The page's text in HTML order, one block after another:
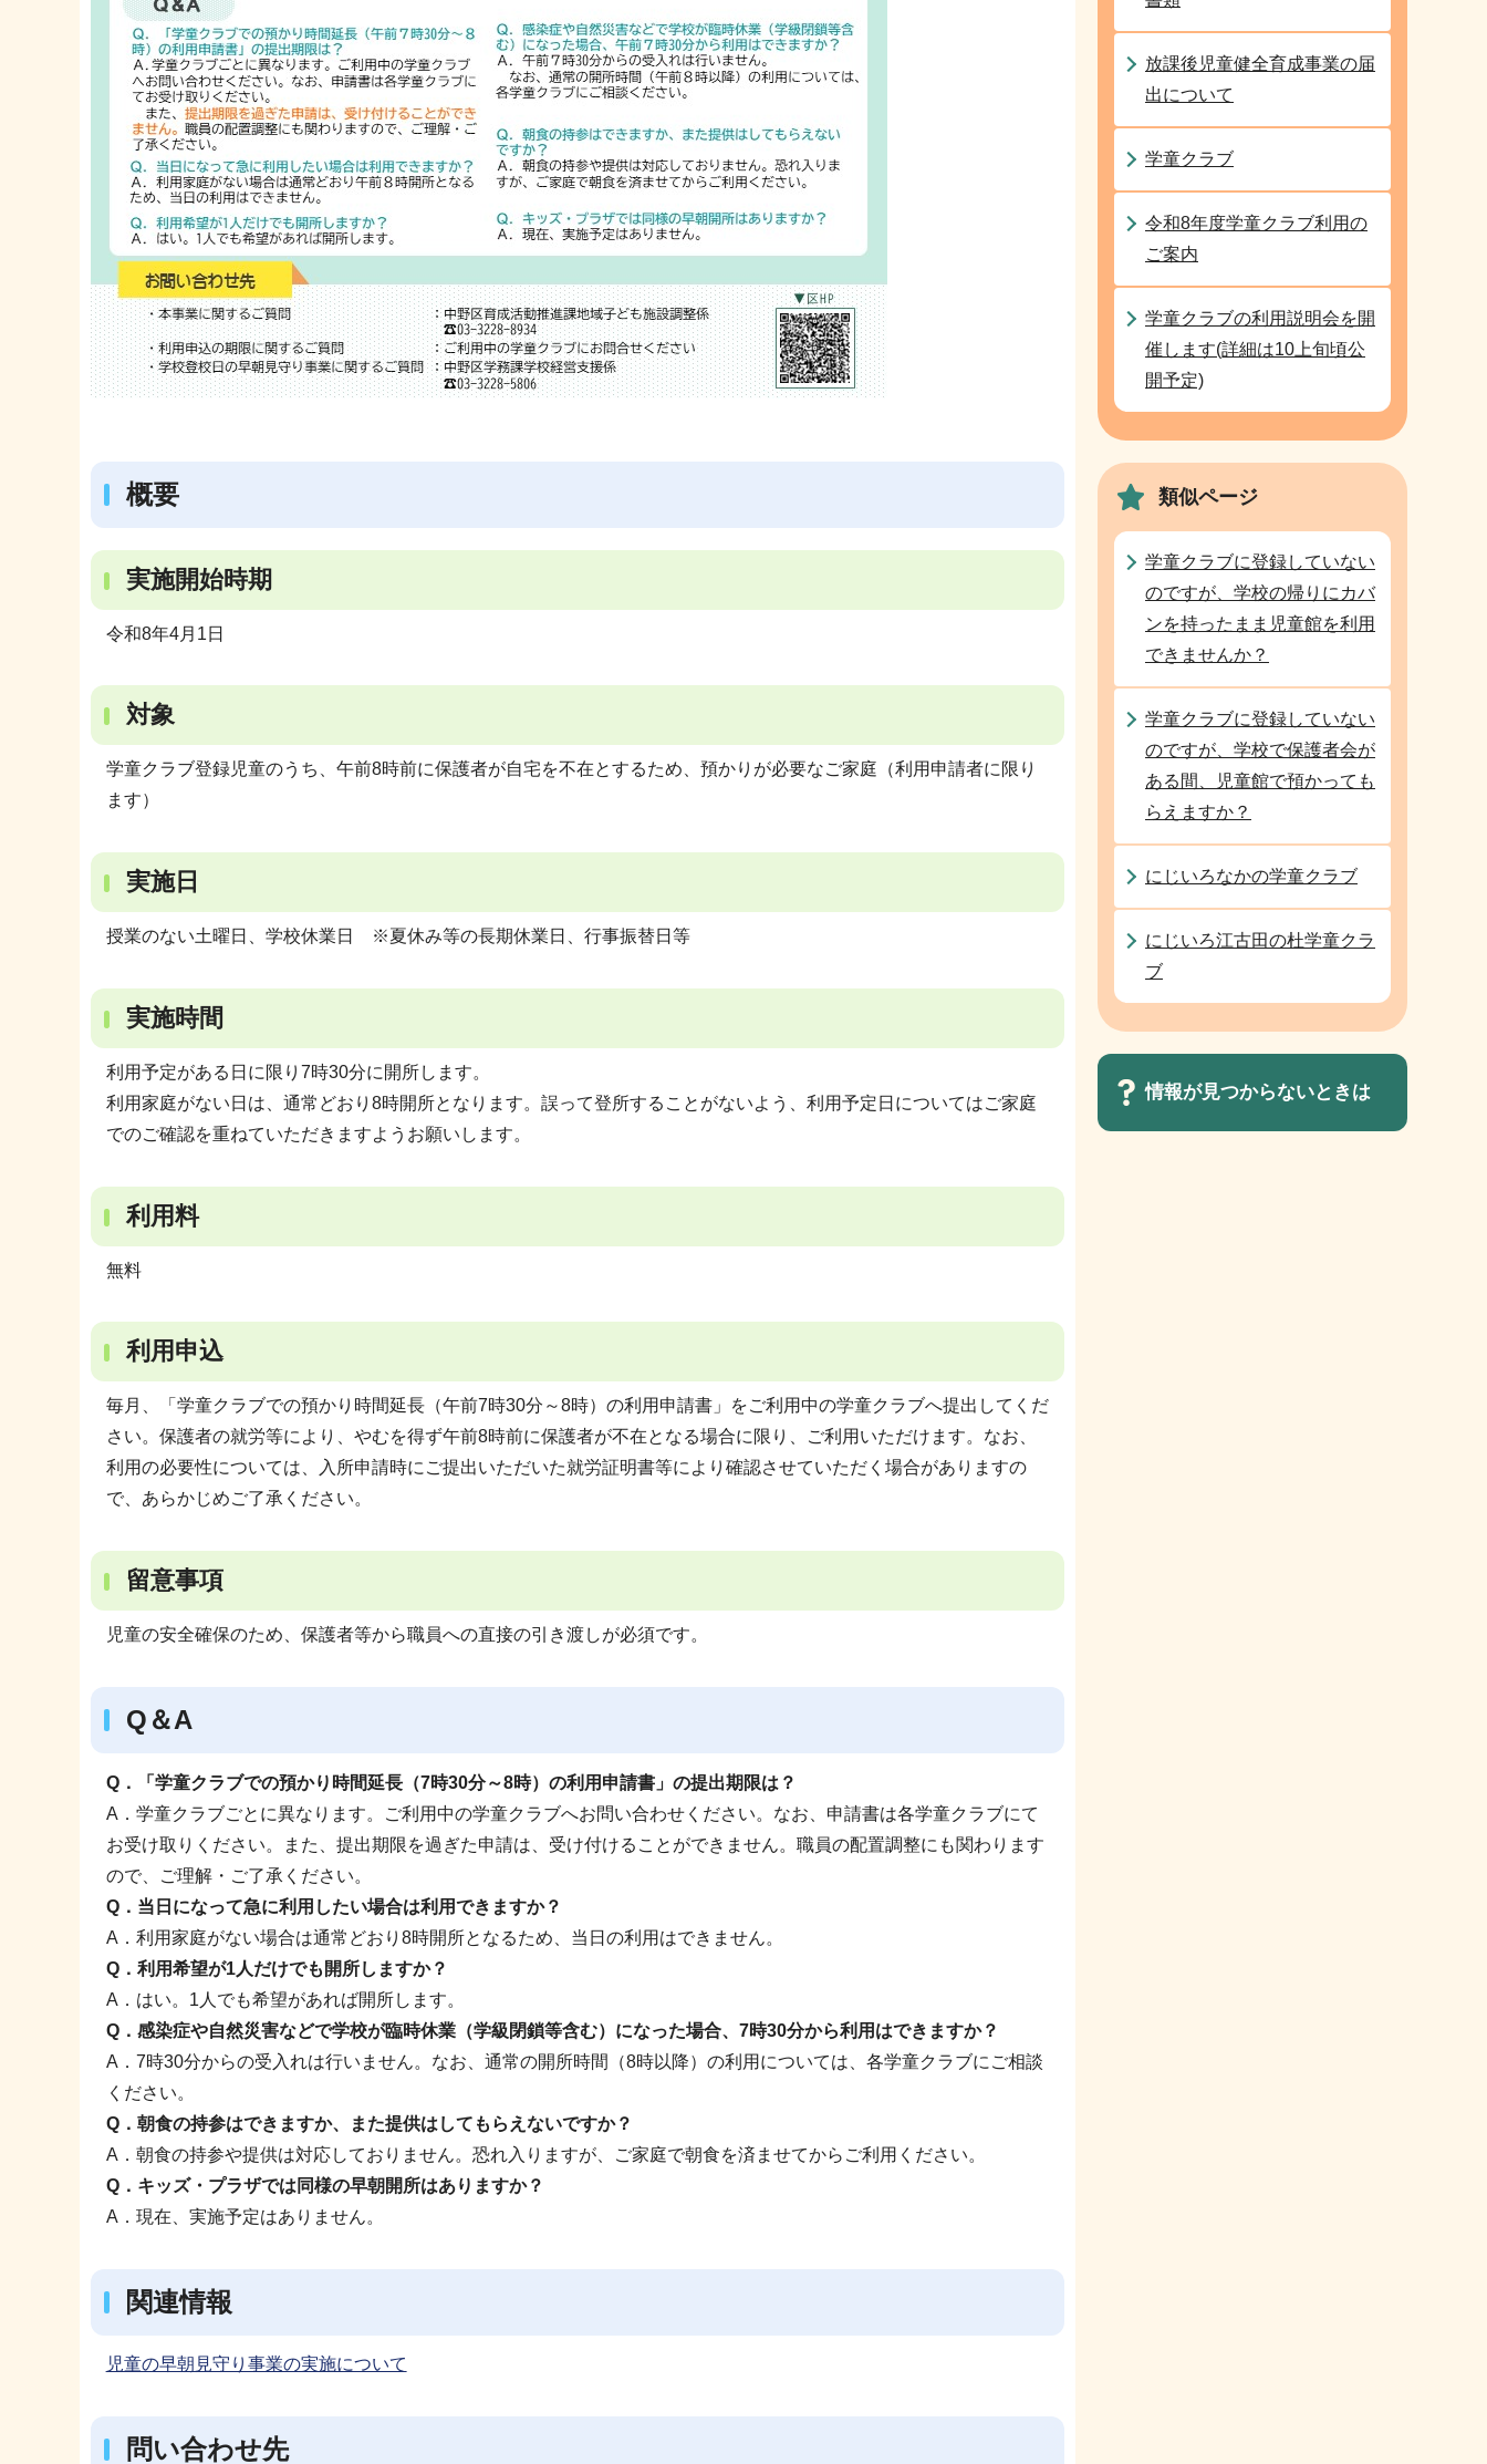
概要
実施開始時期
令和8年4月1日
対象
学童クラブ登録児童のうち、午前8時前に保護者が自宅を不在とするため、預かりが必要なご家庭（利用申請者に限り
ます）
実施日
授業のない土曜日、学校休業日 ※夏休み等の長期休業日、行事振替日等
実施時間
利用予定がある日に限り7時30分に開所します。
利用家庭がない日は、通常どおり8時開所となります。誤って登所することがないよう、利用予定日についてはご家庭
でのご確認を重ねていただきますようお願いします。
利用料
無料
利用申込
毎月、「学童クラブでの預かり時間延長（午前7時30分～8時）の利用申請書」をご利用中の学童クラブへ提出してくだ
さい。保護者の就労等により、やむを得ず午前8時前に保護者が不在となる場合に限り、ご利用いただけます。なお、
利用の必要性については、入所申請時にご提出いただいた就労証明書等により確認させていただく場合がありますの
で、あらかじめご了承ください。
留意事項
児童の安全確保のため、保護者等から職員への直接の引き渡しが必須です。
Q＆A
Q．「学童クラブでの預かり時間延長（7時30分～8時）の利用申請書」の提出期限は？
A．学童クラブごとに異なります。ご利用中の学童クラブへお問い合わせください。なお、申請書は各学童クラブにて
お受け取りください。また、提出期限を過ぎた申請は、受け付けることができません。職員の配置調整にも関わります
ので、ご理解・ご了承ください。
Q．当日になって急に利用したい場合は利用できますか？
A．利用家庭がない場合は通常どおり8時開所となるため、当日の利用はできません。
Q．利用希望が1人だけでも開所しますか？
A．はい。1人でも希望があれば開所します。
Q．感染症や自然災害などで学校が臨時休業（学級閉鎖等含む）になった場合、7時30分から利用はできますか？
A．7時30分からの受入れは行いません。なお、通常の開所時間（8時以降）の利用については、各学童クラブにご相談
ください。
Q．朝食の持参はできますか、また提供はしてもらえないですか？
A．朝食の持参や提供は対応しておりません。恐れ入りますが、ご家庭で朝食を済ませてからご利用ください。
Q．キッズ・プラザでは同様の早朝開所はありますか？
A．現在、実施予定はありません。
関連情報
児童の早朝見守り事業の実施について
問い合わせ先
放課後児童健全育成事業の届
出について
学童クラブ
令和8年度学童クラブ利用の
ご案内
学童クラブの利用説明会を開
催します(詳細は10上旬頃公
開予定)
類似ページ
学童クラブに登録していない
のですが、学校の帰りにカバ
ンを持ったまま児童館を利用
できませんか？
学童クラブに登録していない
のですが、学校で保護者会が
ある間、児童館で預かっても
らえますか？
にじいろなかの学童クラブ
にじいろ江古田の杜学童クラ
ブ
情報が見つからないときは